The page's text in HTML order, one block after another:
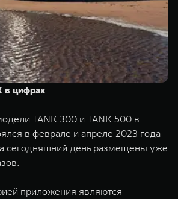
в цифрах
TANK 300 и TANK 500 в
в феврале и апреле 2023 года
сегодняшний день размещены уже
приложения являются